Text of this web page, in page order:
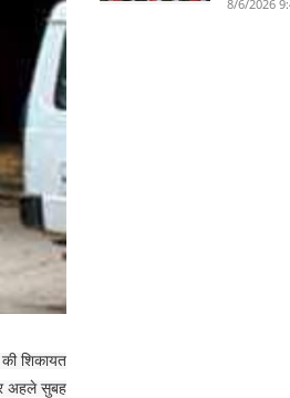
शिकायत
अहले सुबह
8/6/2026